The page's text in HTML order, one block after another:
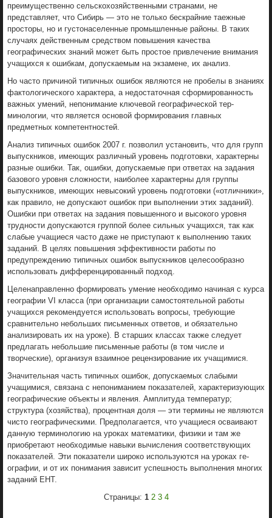
преимущественно сельскохозяйственными странами, не
представляет, что Сибирь — это не толь­ко бескрайние таежные
просторы, но и густонаселенные промышленные районы. В таких
случаях действенным средством повышения качества
географических зна­ний может быть простое привлечение внимания
учащихся к ошибкам, допуска­емым на экзамене, их анализ.
Но часто причиной типичных ошибок являются не пробелы в знаниях
фактоло­гического характера, а недостаточная сформированность
важных умений, непо­нимание ключевой географической тер­
минологии, что является основой форми­рования главных
предметных компетентностей.
Анализ типичных ошибок 2007 г. поз­волил установить, что для групп
выпуск­ников, имеющих различный уровень под­готовки, характерны
разные ошибки. Так, ошибки, допускаемые при ответах на за­дания
базового уровня сложности, наибо­лее характерны для группы
выпускников, имеющих невысокий уровень подготовки («отличники»,
как правило, не допускают ошибок при выполнении этих заданий).
Ошибки при ответах на задания повышен­ного и высокого уровня
трудности допус­каются группой более сильных учащихся, так как
слабые учащиеся часто даже не приступают к выполнению таких
заданий. В целях повышения эффективности рабо­ты по
предупреждению типичных ошибок выпускников целесообразно
использовать дифференцированный подход.
Целенаправленно формировать умение необходимо начиная с курса
географии VI класса (при организации самостоятельной работы
учащихся реко­мендуется использовать вопросы, требу­ющие
сравнительно небольших письмен­ных ответов, и обязательно
анализировать их на уроке). В старших классах также следует
предлагать небольшие письмен­ные работы (в том числе и
творческие), организуя взаимное рецензирование их учащимися.
Значительная часть типичных ошибок, допускаемых слабыми
учащимися, связа­на с непониманием показателей, характе­ризующих
географические объекты и яв­ления. Амплитуда температур;
структура (хозяйства), процентная доля — эти тер­мины не являются
чисто географически­ми. Предполагается, что учащиеся осваи­вают
данную терминологию на уроках математики, физики и там же
приобрета­ют необходимые навыки вычисления со­ответствующих
показателей. Эти показа­тели широко используются на уроках ге­
ографии, и от их понимания зависит ус­пешность выполнения многих
заданий ЕНТ.
Страницы: 1 2 3 4